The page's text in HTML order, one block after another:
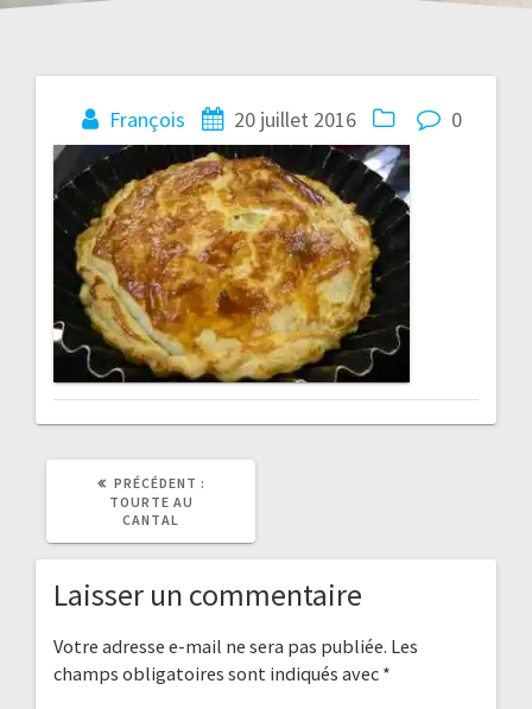
François 20 juillet 2016 0
Navigation
de
l’article
PRÉCÉDENT :
TOURTE AU
CANTAL
Laisser un commentaire
Votre adresse e-mail ne sera pas publiée. Les
champs obligatoires sont indiqués avec *